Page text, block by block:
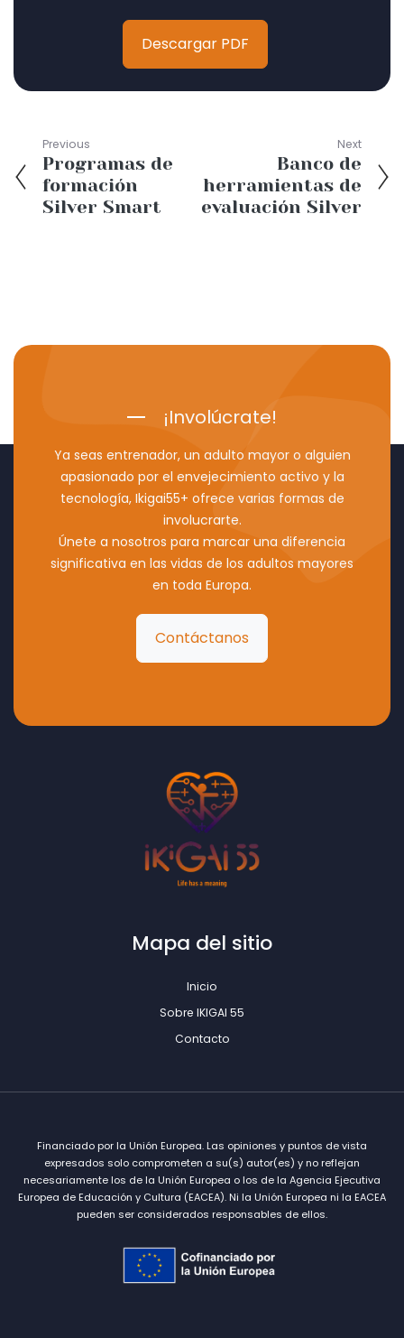
Descargar PDF
Previous
Programas de
formación
Silver Smart
Next
Banco de
herramientas de
evaluación Silver
¡Involúcrate!
Ya seas entrenador, un adulto mayor o alguien
apasionado por el envejecimiento activo y la
tecnología, Ikigai55+ ofrece varias formas de
involucrarte.
Únete a nosotros para marcar una diferencia
significativa en las vidas de los adultos mayores
en toda Europa.
Contáctanos
Mapa del sitio
Inicio
Sobre IKIGAI 55
Contacto
Financiado por la Unión Europea. Las opiniones y puntos de vista
expresados solo comprometen a su(s) autor(es) y no reflejan
necesariamente los de la Unión Europea o los de la Agencia Ejecutiva
Europea de Educación y Cultura (EACEA). Ni la Unión Europea ni la EACEA
pueden ser considerados responsables de ellos.